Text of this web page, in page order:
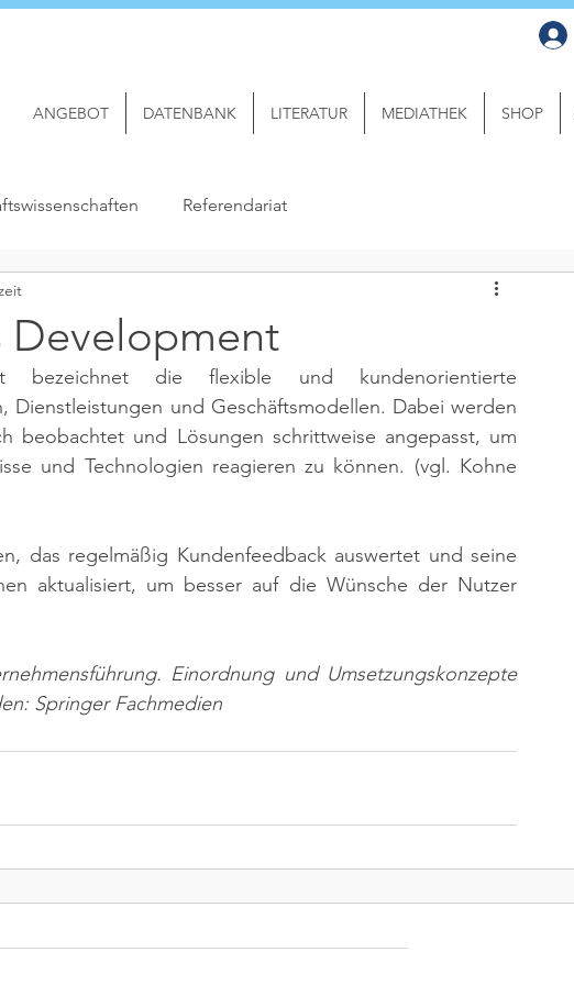
ANGEBOT DATENBANK LITERATUR MEDIATHEK SHOP
Referendariat
Development
bezeichnet die flexible und kundenorientierte
Dienstleistungen und Geschäftsmodellen. Dabei werden
beobachtet und Lösungen schrittweise angepasst, um
und Technologien reagieren zu können. (vgl. Kohne
das regelmäßig Kundenfeedback auswertet und seine
aktualisiert, um besser auf die Wünsche der Nutzer
Einordnung und Umsetzungskonzepte
Springer Fachmedien